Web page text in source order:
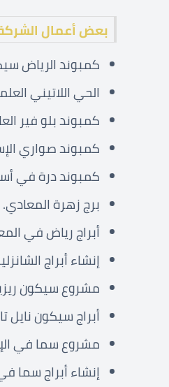
بعض أعمال
كمبوند الرياض
الحي اللاتيني
كمبوند بلو فير
كمبوند صواري
كمبوند درة في
برج زهرة المعادي.
أبراج رياض في
إنشاء أبراج
مشروع سيكون
أبراج سيكون نايل
مشروع سما في
إنشاء أبراج سما